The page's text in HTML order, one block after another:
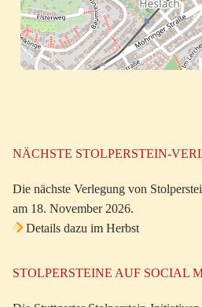
NÄCHSTE STOLPERSTEIN-
Die nächste Verlegung von
am 18. November 2026.
Details dazu im Herbst
STOLPERSTEINE AUF SOCIAL